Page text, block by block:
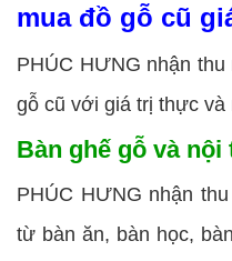
mua đồ gỗ cũ
PHÚC HƯNG nhận
gỗ cũ với giá trị thực và
Bàn ghế gỗ và nội
PHÚC HƯNG nhận
từ bàn ăn, bàn học,